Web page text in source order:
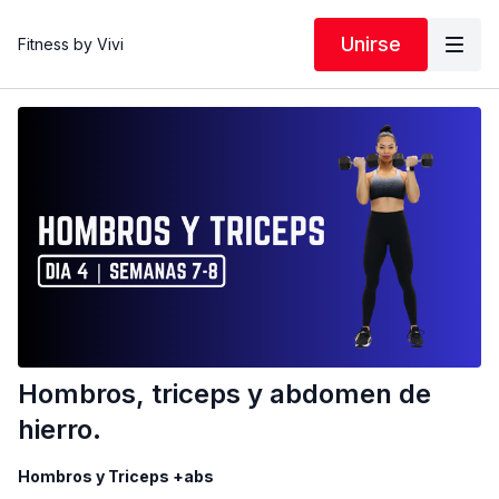
Fitness by Vivi Unirse
Hombros, triceps y abdomen de
hierro.
Hombros y Triceps +abs